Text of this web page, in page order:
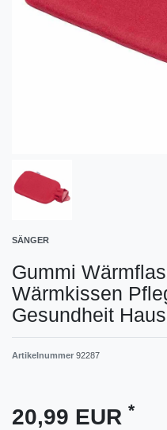
SÄNGER
Gummi
Wärmkissen
Gesundheit
Artikelnummer 92287
20,99 EUR *